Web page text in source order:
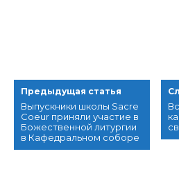
Предыдущая статья
Выпускники школы Sacre
Coeur приняли участие в
Божественной литургии
в Кафедральном соборе